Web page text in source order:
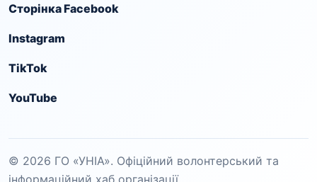
Сторінка Facebook
Instagram
TikTok
YouTube
© 2026 ГО «УНІА». Офіційний волонтерський та
інформаційний хаб організації.